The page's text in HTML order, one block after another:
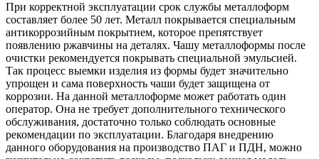
При корректной эксплуатации срок службы металлоформ
составляет более 50 лет. Металл покрывается специальным
антикоррозийным покрытием, которое препятствует
появлению ржавчины на деталях. Чашу металлоформы после
очистки рекомендуется покрывать специальной эмульсией.
Так процесс выемки изделия из формы будет значительно
упрощен и сама поверхность чаши будет защищена от
коррозии. На данной металлоформе может работать один
оператор. Она не требует дополнительного технического
обслуживания, достаточно только соблюдать основные
рекомендации по эксплуатации. Благодаря внедрению
данного оборудования на производство ПАГ и ПДН, можно